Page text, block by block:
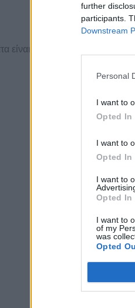
further
participants.
Downstream
Personal
I want to
Opted In
I want to
Opted In
I want to
Opted In
I want to
of my
was
Opted
εξοπλισμένα με